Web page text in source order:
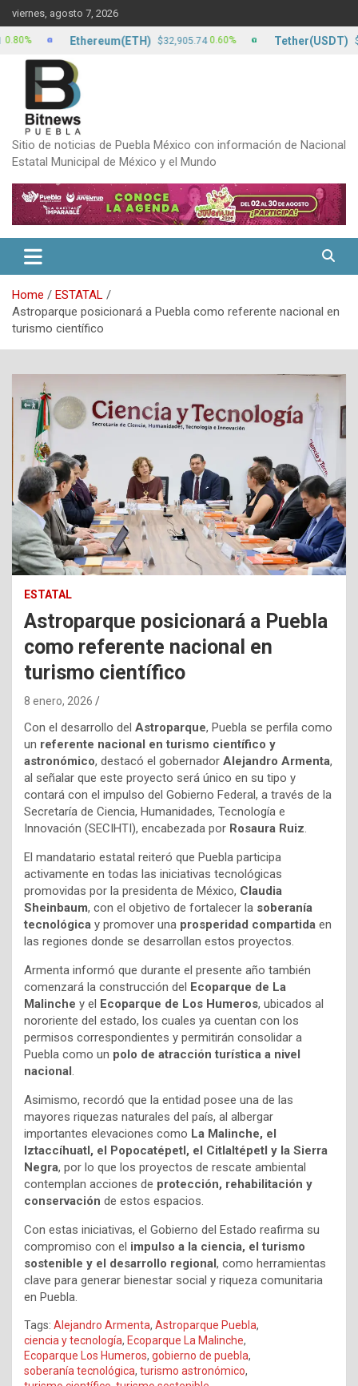
Skip
to
content
viernes, agosto 7, 2026
Sitio de noticias de Puebla México con información de Nacional
Estatal Municipal de México y el Mundo
Home
ESTATAL
Astroparque posicionará a Puebla como referente nacional en
turismo científico
ESTATAL
Astroparque posicionará a Puebla
como referente nacional en
turismo científico
8 enero, 2026
Con el desarrollo del Astroparque, Puebla se perfila como
un referente nacional en turismo científico y
astronómico, destacó el gobernador Alejandro Armenta,
al señalar que este proyecto será único en su tipo y
contará con el impulso del Gobierno Federal, a través de la
Secretaría de Ciencia, Humanidades, Tecnología e
Innovación (SECIHTI), encabezada por Rosaura Ruiz.
El mandatario estatal reiteró que Puebla participa
activamente en todas las iniciativas tecnológicas
promovidas por la presidenta de México, Claudia
Sheinbaum, con el objetivo de fortalecer la soberanía
tecnológica y promover una prosperidad compartida en
las regiones donde se desarrollan estos proyectos.
Armenta informó que durante el presente año también
comenzará la construcción del Ecoparque de La
Malinche y el Ecoparque de Los Humeros, ubicados al
nororiente del estado, los cuales ya cuentan con los
permisos correspondientes y permitirán consolidar a
Puebla como un polo de atracción turística a nivel
nacional.
Asimismo, recordó que la entidad posee una de las
mayores riquezas naturales del país, al albergar
importantes elevaciones como La Malinche, el
Iztaccíhuatl, el Popocatépetl, el Citlaltépetl y la Sierra
Negra, por lo que los proyectos de rescate ambiental
contemplan acciones de protección, rehabilitación y
conservación de estos espacios.
Con estas iniciativas, el Gobierno del Estado reafirma su
compromiso con el impulso a la ciencia, el turismo
sostenible y el desarrollo regional, como herramientas
clave para generar bienestar social y riqueza comunitaria
en Puebla.
Tags: Alejandro Armenta, Astroparque Puebla,
ciencia y tecnología, Ecoparque La Malinche,
Ecoparque Los Humeros, gobierno de puebla,
soberanía tecnológica, turismo astronómico,
Ethereum(ETH) $32,905.74 0.60% Tether(USDT) $17.15